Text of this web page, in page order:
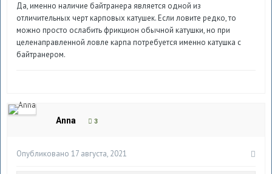
Да, именно наличие байтранера является одной из
отличительных черт карповых катушек. Если ловите редко, то
можно просто ослабить фрикцион обычной катушки, но при
целенаправленной ловле карпа потребуется именно катушка с
байтранером.
Anna 3
Опубликовано 17 августа, 2021